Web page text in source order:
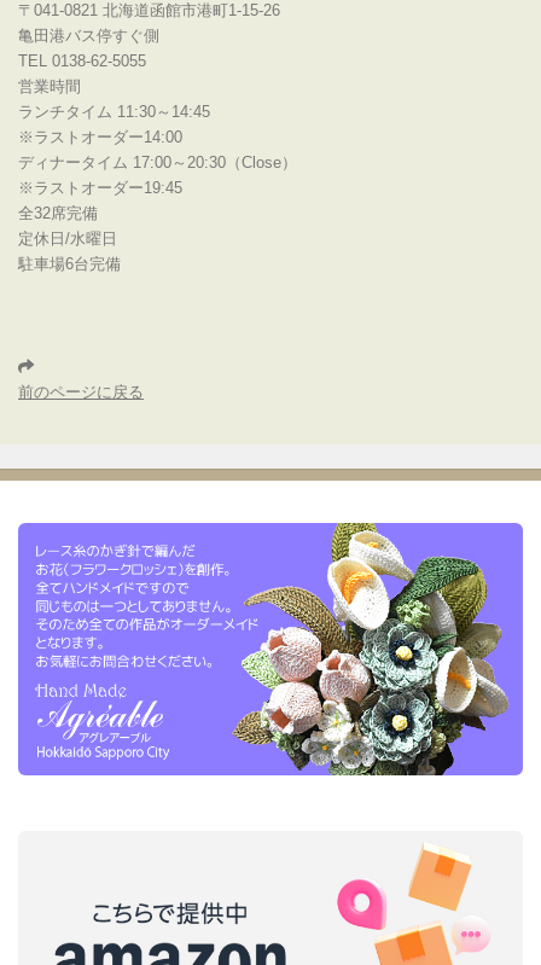
〒041-0821 北海道函館市港町1-15-26
亀田港バス停すぐ側
TEL 0138-62-5055
営業時間
ランチタイム 11:30～14:45
※ラストオーダー14:00
ディナータイム 17:00～20:30（Close）
※ラストオーダー19:45
全32席完備
定休日/水曜日
駐車場6台完備
前のページに戻る